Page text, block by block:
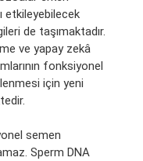
etkileyebilecek
de taşımaktadır.
ve yapay zekâ
fonksiyonel
için yeni
semen
Sperm DNA